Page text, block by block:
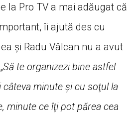
la Pro TV a mai adăugat că
îi ajută des cu
şi Radu Vâlcan nu a avut
Să te organizezi bine astfel
minute şi cu soţul la
minute ce îţi pot părea cea